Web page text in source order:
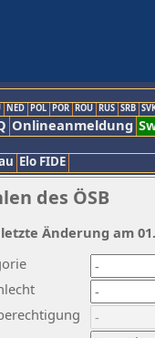
NED POL POR ROU RUS SRB
Onlineanmeldung
Elo FIDE
des ÖSB
letzte Änderung am